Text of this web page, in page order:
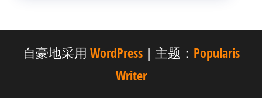
自豪地采用 WordPress | 主题： Popularis
Writer